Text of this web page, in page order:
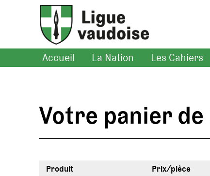
Accueil La Nation Les Cahiers
Votre panier
Produit Prix/pièce